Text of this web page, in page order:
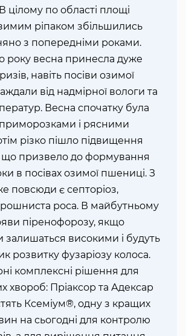
цілому по області площі
ріпаком збільшились
з попередніми роками.
року весна принесла дуже
навіть посіви озимої
від надмірної вологи та
Весна спочатку була
і рясними
різко пішло підвищення
що призвело до формування
в посівах озимої пшениці. З
повсюди є септоріоз,
роса. В майбутньому
піренофорозу, якщо
залишаться високими і будуть
розвитку фузаріозу колоса.
комплексні рішення для
хвороб: Пріаксор та Адексар
Ксеміум®, одну з кращих
на сьогодні для контролю